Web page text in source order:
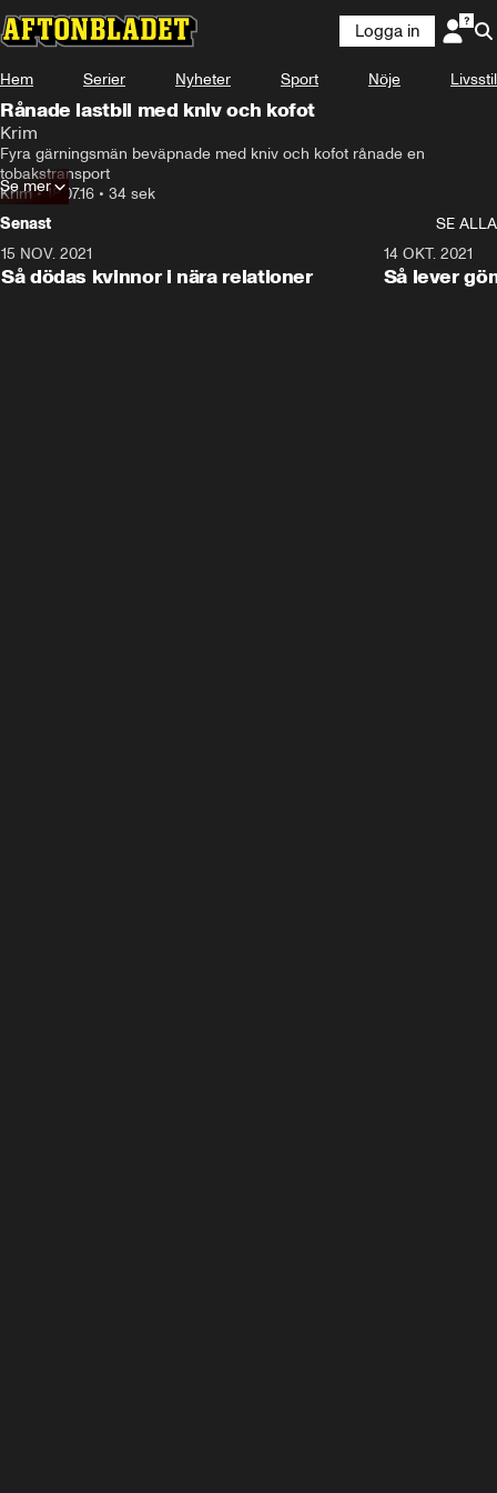
Logga in
Hem Serier Nyheter Sport Nöje Livsstil
Rånade lastbil med kniv och kofot
Krim
Fyra gärningsmän beväpnade med kniv och kofot rånade en
tobakstransport
Krim•18.07.16 • 34 sek
Se mer
Senast
SE ALLA
15 NOV. 2021
Så dödas kvinnor i nära relationer
14 OKT. 2021
Så lever